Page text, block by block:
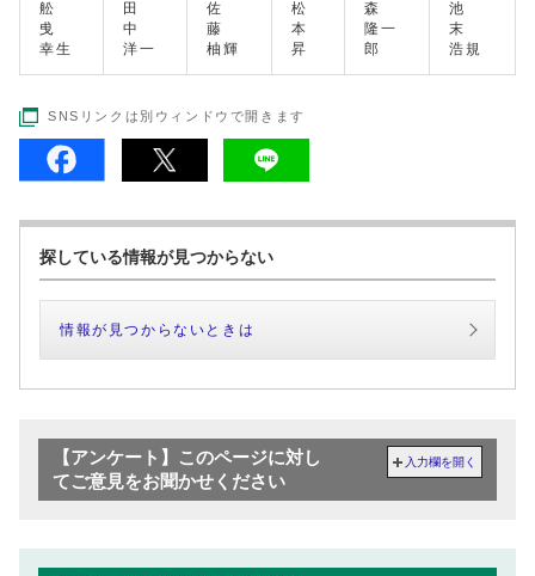
舩
曵
幸生
田
中
洋一
佐
藤
柚輝
松
本
昇
森
隆一
郎
池
末
浩規
SNSリンクは別ウィンドウで開きます
探している情報が見つからない
情報が見つからないときは
【アンケート】このページに対し
てご意見をお聞かせください
入力欄を開く